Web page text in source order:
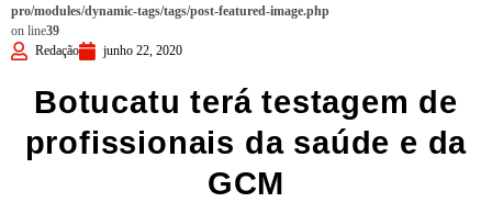
pro/modules/dynamic-tags/tags/post-featured-image.php
on line39
Redação
junho 22, 2020
Botucatu terá testagem de
profissionais da saúde e da
GCM